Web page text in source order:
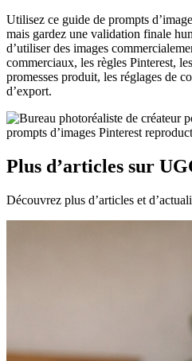
Utilisez ce guide de prompts
mais gardez une validation finale
d’utiliser des images
commerciaux, les règles Pinterest,
promesses produit, les réglages de
d’export.
Plus d’articles sur
Découvrez plus d’articles et